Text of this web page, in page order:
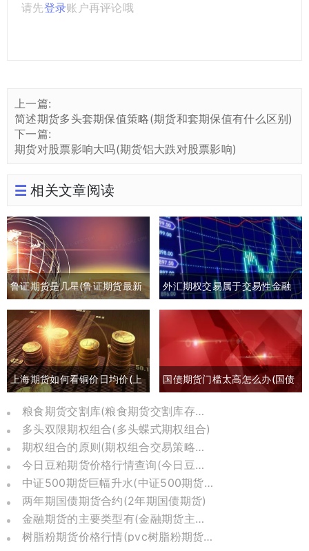
请先登录账户再评论哦
上一篇:
简述期货多头套期保值策略(期货和套期保值有什么区别)
下一篇:
期货对股票影响大吗(期货铝大跌对股票影响)
相关文章阅读
鲁证期货是几星(鲁证期货最新
消息)
外汇期权交易属于交易性金融
负债吗(外汇期权交易是指交易
双方)
上海期货如何看铜价日均价(上
海期货交易铜价)
国债期货门槛太高怎么办(国债
期货有风险吗)
粮食期货交割库(粮食期货交割库存怎么算)
多头双限期权组合(多头蝶式期权组合)
期权组合的原则(期权组合交易策略分析)
今日豆粕期货价格行情查询(今日豆粕期货实时行情)
中证500期货巨幅升水(中证500期货一手价格)
两年期国债期货合约(2年期国债期货)
金融期货的主要类型有(金融期货主要有三种类型)
树脂粉期货价格行情(pvc树脂粉期货价格行情)